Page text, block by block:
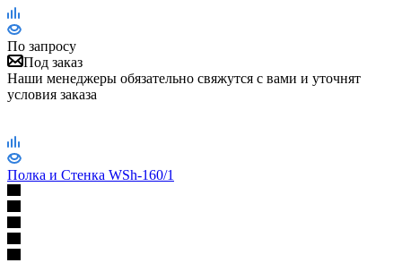
По запросу
Под заказ
Наши менеджеры обязательно свяжутся с вами и уточнят
условия заказа
Полка и Стенка WSh-160/1